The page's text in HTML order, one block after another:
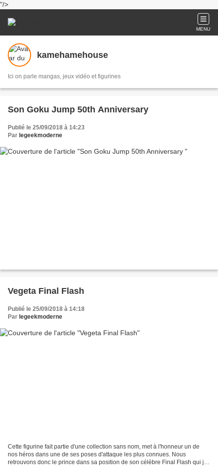
"/>
MENU
kamehamehouse
Ici on parle mangas, jeux vidéo et figurines
Son Goku Jump 50th Anniversary
Publié le 25/09/2018 à 14:23
Par legeekmoderne
Vegeta Final Flash
Publié le 25/09/2018 à 14:18
Par legeekmoderne
Cette figurine fait partie d'une collection sans nom, met à l'honneur un de
nos héros dans une de ses poses d'attaque les plus connues. Nous
retrouvons donc le prince dans sa position de son célèbre Final Flash qui je